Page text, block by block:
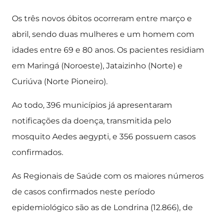
Os três novos óbitos ocorreram entre março e
abril, sendo duas mulheres e um homem com
idades entre 69 e 80 anos. Os pacientes residiam
em Maringá (Noroeste), Jataizinho (Norte) e
Curiúva (Norte Pioneiro).
Ao todo, 396 municípios já apresentaram
notificações da doença, transmitida pelo
mosquito Aedes aegypti, e 356 possuem casos
confirmados.
As Regionais de Saúde com os maiores números
de casos confirmados neste período
epidemiológico são as de Londrina (12.866), de